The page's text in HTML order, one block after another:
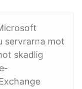
servrarna mot
skadlig